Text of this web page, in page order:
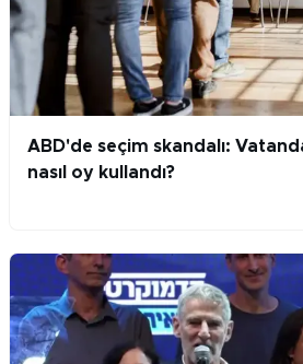
ABD'de seçim skandalı:
nasıl oy kullandı?